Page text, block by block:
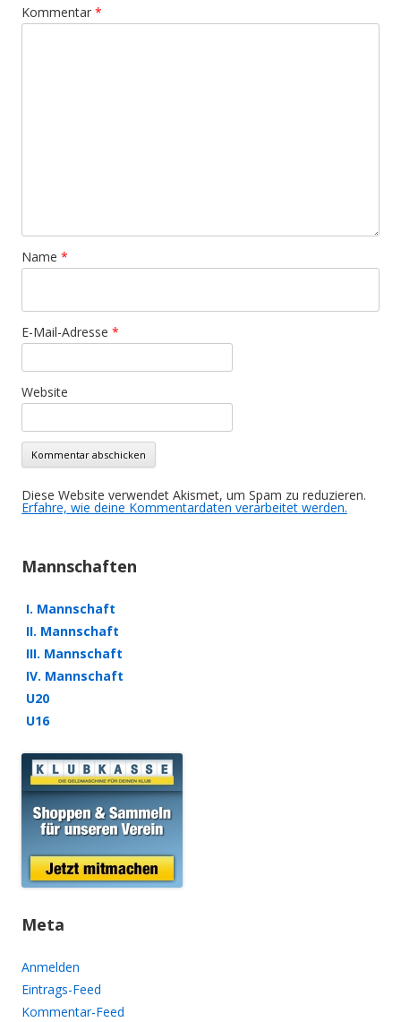
Kommentar *
Name *
E-Mail-Adresse *
Website
Diese Website verwendet Akismet, um Spam zu reduzieren.
Erfahre, wie deine Kommentardaten verarbeitet werden.
Mannschaften
I. Mannschaft
II. Mannschaft
III. Mannschaft
IV. Mannschaft
U20
U16
Meta
Anmelden
Eintrags-Feed
Kommentar-Feed